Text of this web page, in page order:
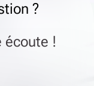
?
écoute !